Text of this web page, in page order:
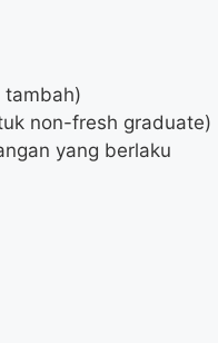
tambah)
non-fresh graduate)
yang berlaku